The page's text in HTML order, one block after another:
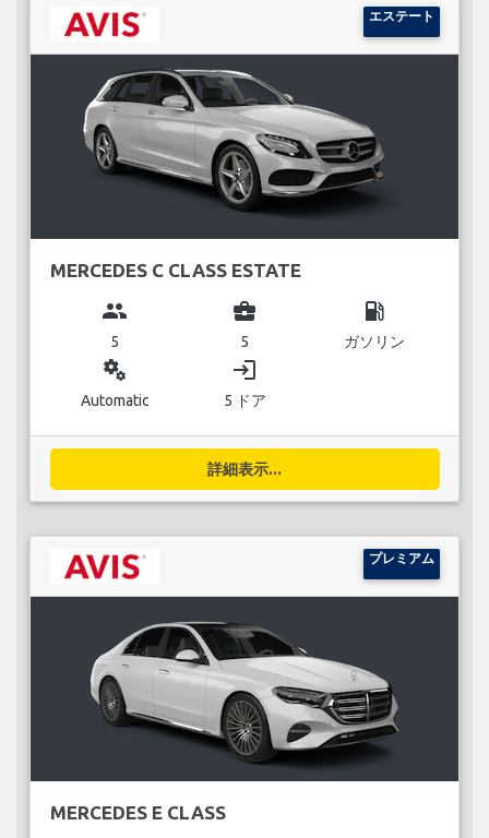
エステート
MERCEDES C CLASS ESTATE
group
5
business_center
5
local_gas_station
ガソリン
miscellaneous_services
Automatic
login
5 ドア
詳細表示...
プレミアム
MERCEDES E CLASS